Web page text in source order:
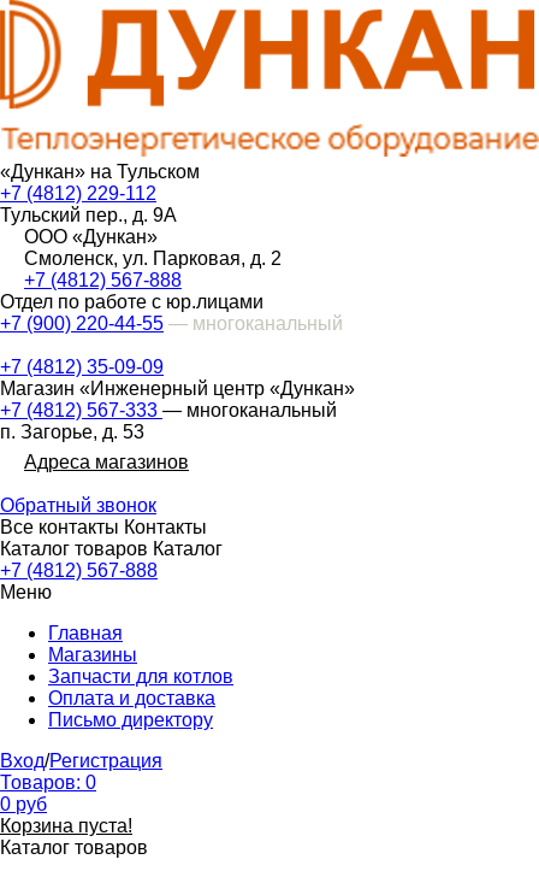
«Дункан» на Тульском
+7 (4812) 229-112
Тульский пер., д. 9А
ООО «Дункан»
Смоленск, ул. Парковая, д. 2
+7 (4812) 567-888
Отдел по работе с юр.лицами
+7 (900) 220-44-55 — многоканальный
+7 (4812) 35-09-09
Магазин «Инженерный центр «Дункан»
+7 (4812) 567-333 — многоканальный
п. Загорье, д. 53
Адреса магазинов
Обратный звонок
Все контакты Контакты
Каталог товаров Каталог
+7 (4812) 567-888
Меню
Главная
Магазины
Запчасти для котлов
Оплата и доставка
Письмо директору
Вход/Регистрация
Товаров: 0
0 руб
Корзина пуста!
Каталог товаров